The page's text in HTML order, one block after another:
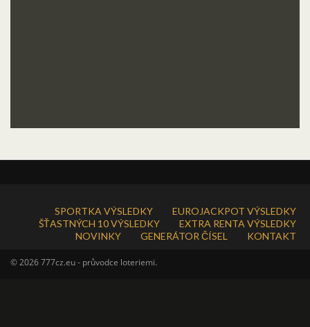
SPORTKA VÝSLEDKY
EUROJACKPOT VÝSLEDKY
ŠŤASTNÝCH 10 VÝSLEDKY
EXTRA RENTA VÝSLEDKY
NOVINKY
GENERÁTOR ČÍSEL KONTAKT
© 2026 777cz.eu - průvodce loteriemi.